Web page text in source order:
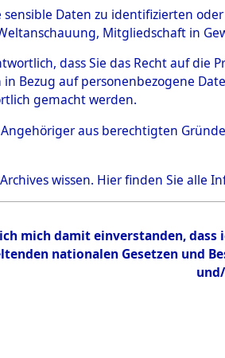
0011
Person
Bestand
sensible Daten zu identifizierten
Mitgliedschaft in
dass Sie das Recht auf
Bezug auf personenbezogene
gemacht werden.
Angehöriger aus berechtigten
wissen. Hierfinden Sie alle
mich damit einverstanden,
nationalen Gesetzen und